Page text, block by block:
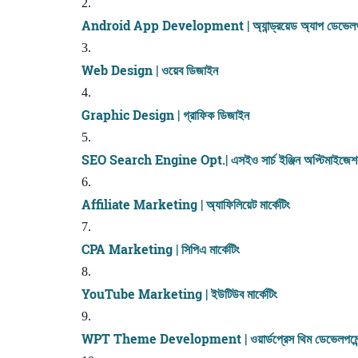
Android App Development | অ্যান্ড্রয়েড অ্যাপ
Web Design | ওয়েব ডিজাইন
Graphic Design | গ্রাফিক ডিজাইন
SEO Search Engine Opt.| এসইও সার্চ ইঞ্জিন
Affiliate Marketing | অ্যাফিলিয়েট মার্কেটিং
CPA Marketing | সিপিএ মার্কেটিং
YouTube Marketing | ইউটিউব মার্কেটিং
WPT Theme Development | ওয়ার্ডপ্রেস থিম